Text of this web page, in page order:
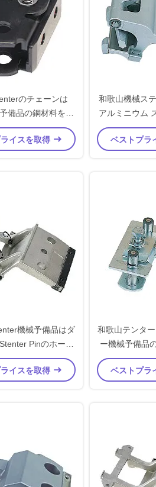
のチェーンは
備品の銅材料を分
けます
イスを取得
和歌山機械ス
アルミニウム
ペア
ベストプラ
機械予備品はダ
Pinのホール
アルミ合金を
イスを取得
和歌山テンタ
ー機械予備品
ベストプラ